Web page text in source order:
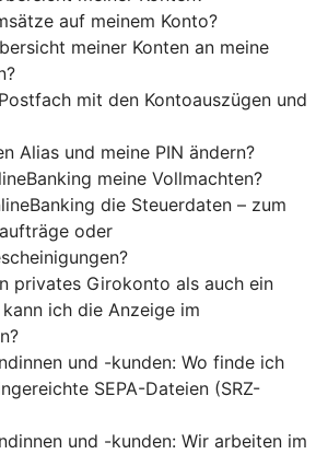
auf meinem Konto?
meiner Konten an meine
mit den Kontoauszügen und
Alias und meine PIN ändern?
meine Vollmachten?
die Steuerdaten – zum
oder
privates Girokonto als auch ein
ich die Anzeige im
und -kunden: Wo finde ich
SEPA-Dateien (SRZ-
und -kunden: Wir arbeiten im